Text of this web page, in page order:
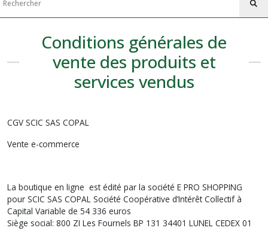
Conditions générales de
vente des produits et
services vendus
CGV SCIC SAS COPAL
Vente e-commerce
La boutique en ligne est édité par la société E PRO SHOPPING
pour SCIC SAS COPAL Société Coopérative d’Intérêt Collectif à
Capital Variable de 54 336 euros
Siège social: 800 ZI Les Fournels BP 131 34401 LUNEL CEDEX 01